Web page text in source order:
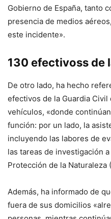
Gobierno de España, tanto
presencia de medios
este incidente».
130 efectivoss de
De otro lado, ha hecho
efectivos de la Guardia
vehículos, «donde
función: por un lado, la
incluyendo las labores de
las tareas de investigación
Protección de la Naturaleza
Además, ha informado de
fuera de sus domicilios